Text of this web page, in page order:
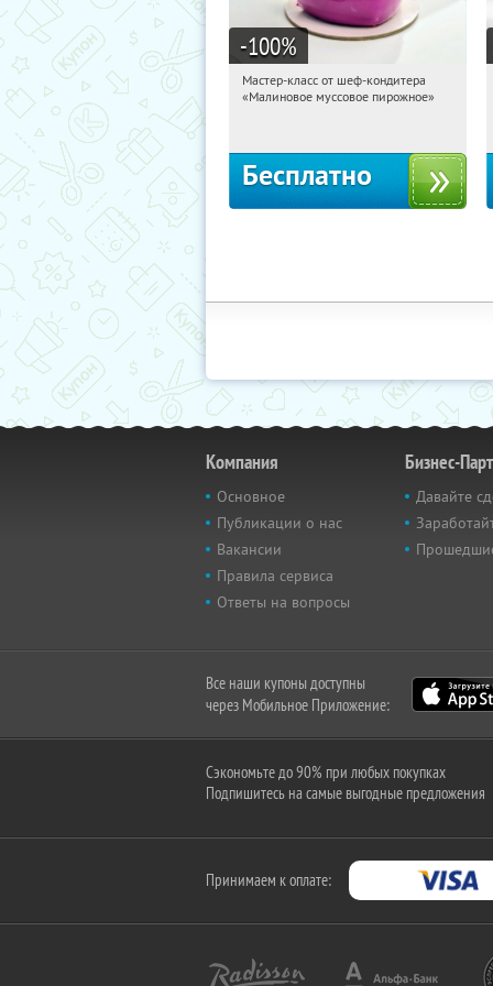
-100%
20:52:54 Получили:
Мастер-класс от шеф-кондитера
«Малиновое муссовое пирожное»
Бесплатно
Компания
Основное
Публикации о нас
Вакансии
Правила сервиса
Ответы на вопросы
Бизнес-
Давайте
Все наши купоны доступны
через Мобильное Приложение:
Сэкономьте до 90% при любых покупках
Подпишитесь на самые выгодные предложения
Принимаем к оплате: